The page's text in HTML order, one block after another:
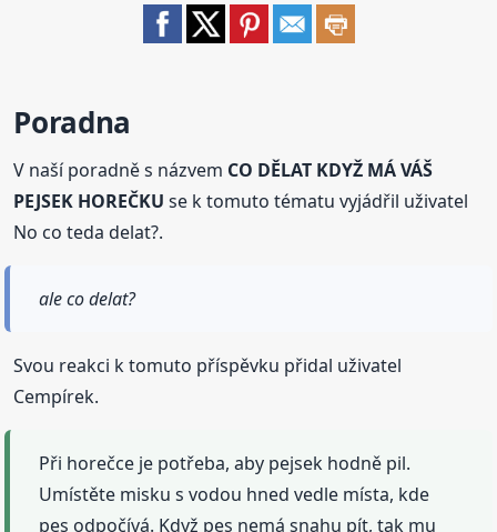
Poradna
V naší poradně s názvem CO DĚLAT KDYŽ MÁ VÁŠ
PEJSEK HOREČKU se k tomuto tématu vyjádřil uživatel
No co teda delat?.
ale co delat?
Svou reakci k tomuto příspěvku přidal uživatel
Cempírek.
Při horečce je potřeba, aby pejsek hodně pil.
Umístěte misku s vodou hned vedle místa, kde
pes odpočívá. Když pes nemá snahu pít, tak mu